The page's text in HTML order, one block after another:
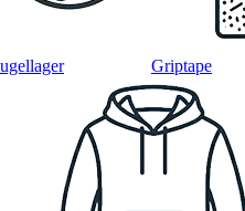
Griptape